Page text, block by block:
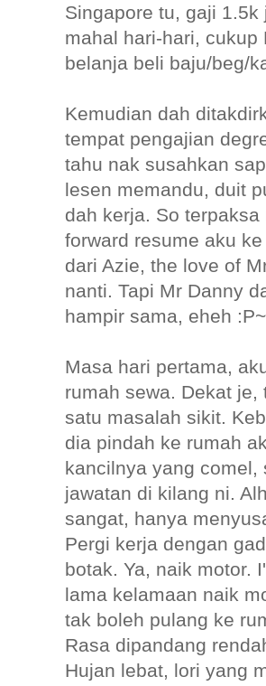
Singapore tu, gaji
mahal hari-hari,
belanja beli baju/beg/
Kemudian dah
tempat pengajian
tahu nak susahkan
lesen memandu, duit
dah kerja. So
forward resume aku
dari Azie, the love of
nanti. Tapi Mr Danny
hampir sama, eheh :P~
Masa hari pertama,
rumah sewa. Dekat je,
satu masalah sikit.
dia pindah ke rumah
kancilnya yang
jawatan di kilang ni.
sangat, hanya
Pergi kerja dengan
botak. Ya, naik motor.
lama kelamaan naik
tak boleh pulang ke
Rasa dipandang
Hujan lebat, lori yang